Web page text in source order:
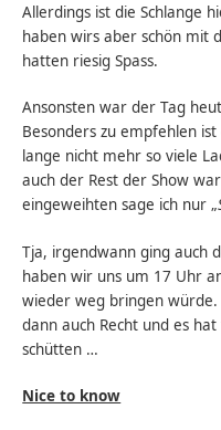
Allerdings ist die Schlange
haben wirs aber schön mit
hatten riesig Spass.
Ansonsten war der Tag
Besonders zu empfehlen
lange nicht mehr so viele
auch der Rest der Show
eingeweihten sage ich nur „
Tja, irgendwann ging auch
haben wir uns um 17 Uhr
wieder weg bringen
dann auch Recht und es
schütten …
Nice to know